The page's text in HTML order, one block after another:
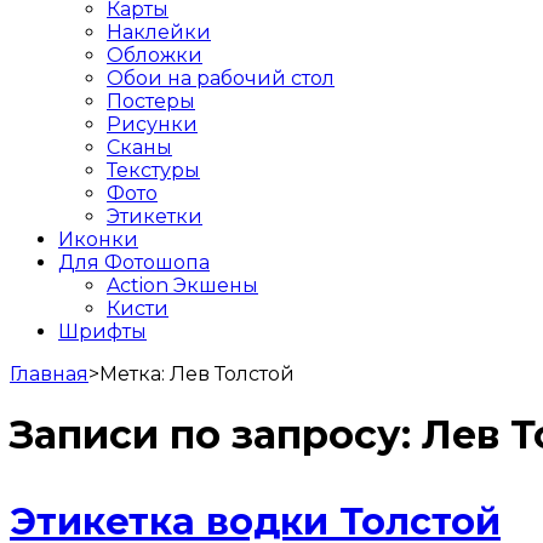
Карты
Наклейки
Обложки
Обои на рабочий стол
Постеры
Рисунки
Сканы
Текстуры
Фото
Этикетки
Иконки
Для Фотошопа
Action Экшены
Кисти
Шрифты
Главная>Метка: Лев Толстой
Записи по запросу: Лев
Этикетка водки Толстой